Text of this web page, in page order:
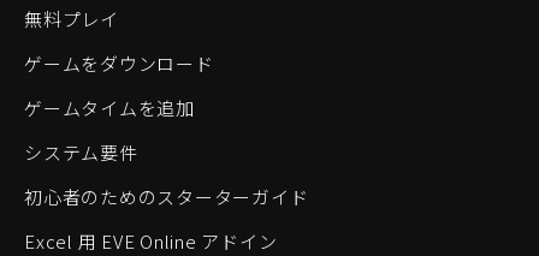
無料プレイ
ゲームをダウンロード
ゲームタイムを追加
システム要件
初心者のためのスターターガイド
Excel 用 EVE Online アドイン